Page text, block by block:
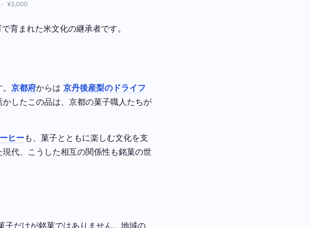
¥3,000
育まれた米文化の継承者です。
。京都府からは京丹後産梨のドライフ
したこの品は、京都の菓子職人たちが
ヒーも、菓子とともに楽しむ文化を支
代、こうした相互の関係性も銘菓の世
子だけが銘菓ではありません。地域の